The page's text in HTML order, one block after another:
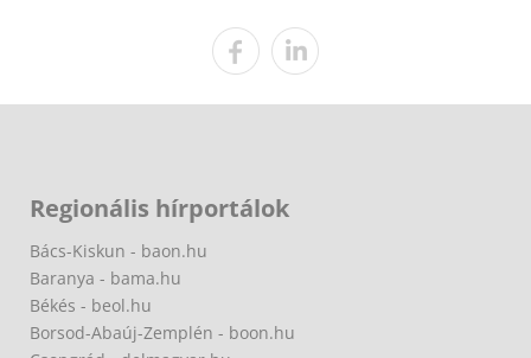
Regionális hírportálok
Bács-Kiskun - baon.hu
Baranya - bama.hu
Békés - beol.hu
Borsod-Abaúj-Zemplén - boon.hu